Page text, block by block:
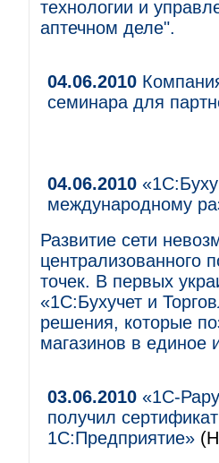
технологии и
аптечном деле".
04.06.2010
семинара для
04.06.2010
международному
Развитие сети
централизованного
точек. В первых
«1С:Бухучет и
решения, которые
магазинов в единое
03.06.2010 «1С-
получил
1С:Предприятие»